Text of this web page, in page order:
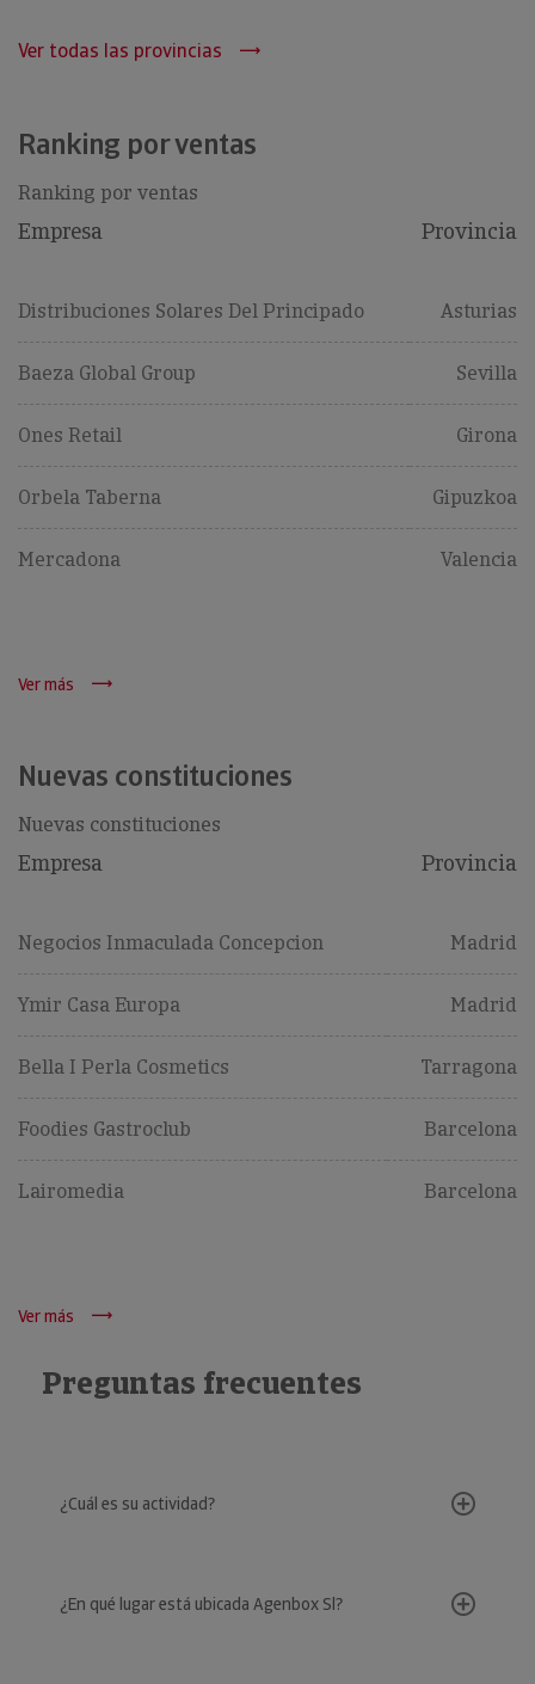
Ver todas las provincias
Ranking por ventas
Ranking por ventas
Empresa Provincia
Distribuciones Solares Del Principado Asturias
Baeza Global Group Sevilla
Ones Retail Girona
Orbela Taberna Gipuzkoa
Mercadona Valencia
Ver más
Nuevas constituciones
Nuevas constituciones
Empresa Provincia
Negocios Inmaculada Concepcion Madrid
Ymir Casa Europa Madrid
Bella I Perla Cosmetics Tarragona
Foodies Gastroclub Barcelona
Lairomedia Barcelona
Ver más
Preguntas frecuentes
¿Cuál es su actividad?
¿En qué lugar está ubicada Agenbox Sl?